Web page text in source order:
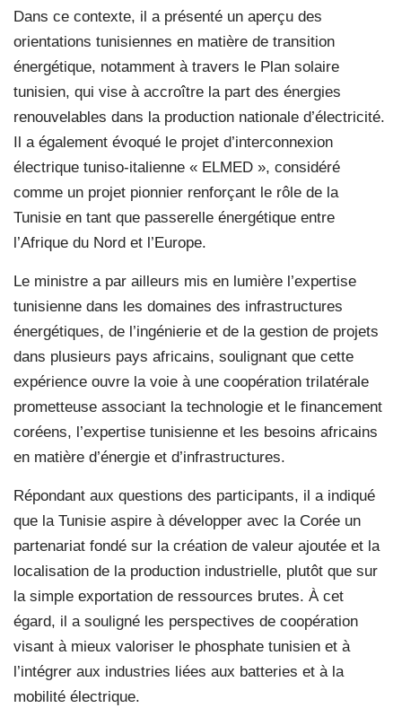
Dans ce contexte, il a présenté un aperçu des
orientations tunisiennes en matière de transition
énergétique, notamment à travers le Plan solaire
tunisien, qui vise à accroître la part des énergies
renouvelables dans la production nationale d’électricité.
Il a également évoqué le projet d’interconnexion
électrique tuniso-italienne « ELMED », considéré
comme un projet pionnier renforçant le rôle de la
Tunisie en tant que passerelle énergétique entre
l’Afrique du Nord et l’Europe.
Le ministre a par ailleurs mis en lumière l’expertise
tunisienne dans les domaines des infrastructures
énergétiques, de l’ingénierie et de la gestion de projets
dans plusieurs pays africains, soulignant que cette
expérience ouvre la voie à une coopération trilatérale
prometteuse associant la technologie et le financement
coréens, l’expertise tunisienne et les besoins africains
en matière d’énergie et d’infrastructures.
Répondant aux questions des participants, il a indiqué
que la Tunisie aspire à développer avec la Corée un
partenariat fondé sur la création de valeur ajoutée et la
localisation de la production industrielle, plutôt que sur
la simple exportation de ressources brutes. À cet
égard, il a souligné les perspectives de coopération
visant à mieux valoriser le phosphate tunisien et à
l’intégrer aux industries liées aux batteries et à la
mobilité électrique.